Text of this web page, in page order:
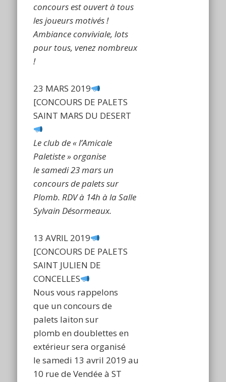
concours est ouvert à tous
les joueurs motivés !
Ambiance conviviale, lots
pour tous, venez nombreux
!
23 MARS 2019
[CONCOURS DE PALETS
SAINT MARS DU DESERT
Le club de « l’Amicale
Paletiste » organise
le samedi 23 mars un
concours de palets sur
Plomb.RDV à 14h à la Salle
Sylvain Désormeaux.
13 AVRIL 2019
[CONCOURS DE PALETS
SAINT JULIEN DE
CONCELLES
Nous vous rappelons
que un concours de
palets laiton sur
plomb en doublettes en
extérieur sera organisé
lesamedi 13 avril 2019 au
10 rue de Vendée à ST